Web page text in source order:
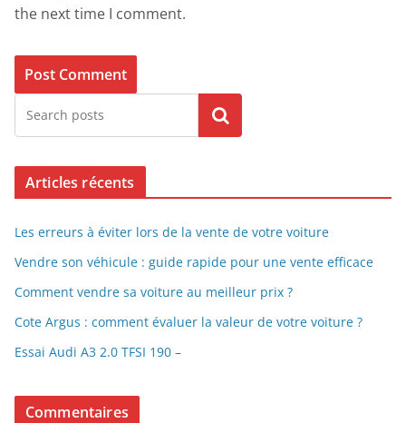
the next time I comment.
Search
Articles récents
Les erreurs à éviter lors de la vente de votre voiture
Vendre son véhicule : guide rapide pour une vente efficace
Comment vendre sa voiture au meilleur prix ?
Cote Argus : comment évaluer la valeur de votre voiture ?
Essai Audi A3 2.0 TFSI 190 –
Commentaires